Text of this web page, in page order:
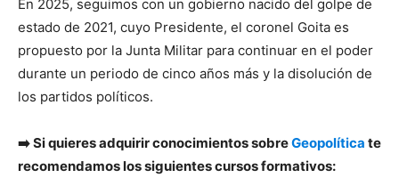
En 2025, seguimos con un gobierno nacido del golpe de
estado de 2021, cuyo Presidente, el coronel Goita es
propuesto por la Junta Militar para continuar en el poder
durante un periodo de cinco años más y la disolución de
los partidos políticos.
➡️ Si quieres adquirir conocimientos sobreGeopolítica te
recomendamos los siguientes cursos formativos: